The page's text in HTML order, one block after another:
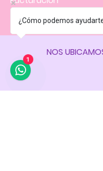
Políticasde la tienda
NOS
¿Cómo podemos
1